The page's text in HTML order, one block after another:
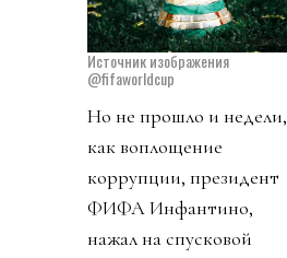
Источник изображения
@fifaworldcup
Но не прошло и недели,
как воплощение
коррупции, президент
ФИФА Инфантино,
нажал на спусковой